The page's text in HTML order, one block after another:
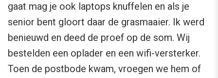
gaat mag je ook laptops knuffelen en als je
senior bent gloort daar de grasmaaier. Ik werd
benieuwd en deed de proef op de som. Wij
bestelden een oplader en een wifi-versterker.
Toen de postbode kwam, vroegen we hem of